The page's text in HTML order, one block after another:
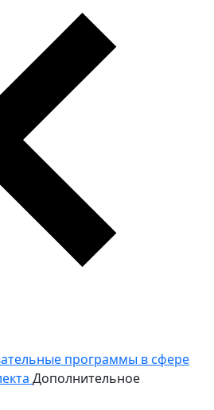
программы в сфере
Дополнительное